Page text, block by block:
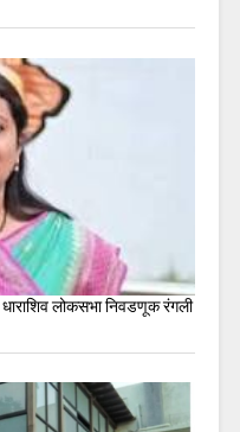
लोकसभा निवडणूक रंगली